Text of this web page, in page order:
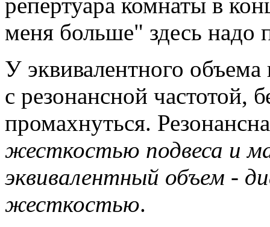
репертуара комнаты в
меня больше" здесь надо
У эквивалентного
с резонансной частотой,
промахнуться.
жесткостью подвеса и
эквивалентный объем -
жесткостью.